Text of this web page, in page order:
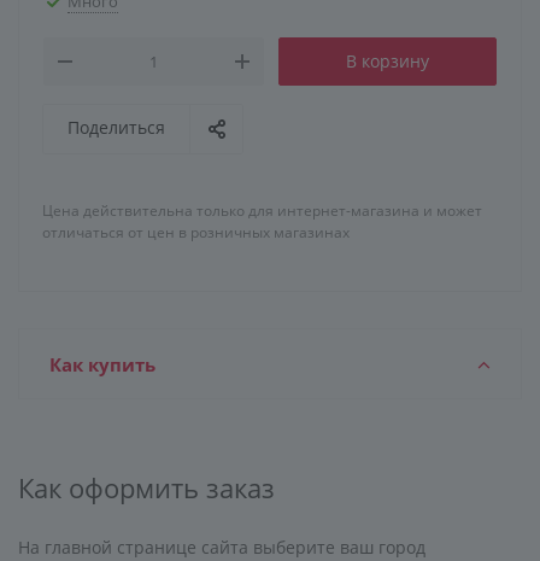
В корзину
Поделиться
Цена действительна только для интернет-магазина и может
отличаться от цен в розничных магазинах
Как купить
Как оформить заказ
На главной странице сайта выберите ваш город